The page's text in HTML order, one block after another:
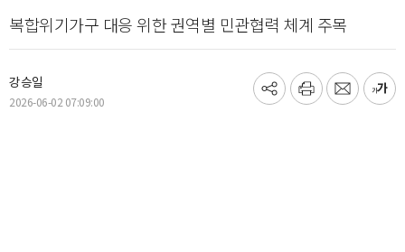
복합위기가구 대응 위한 권역별 민관협력 체계 주목
강승일
2026-06-02 07:09:00
기
프
메
글